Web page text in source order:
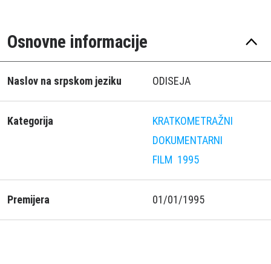
Osnovne informacije
Naslov na srpskom jeziku ODISEJA
Kategorija
KRATKOMETRAŽNI
DOKUMENTARNI
FILM 1995
Premijera 01/01/1995